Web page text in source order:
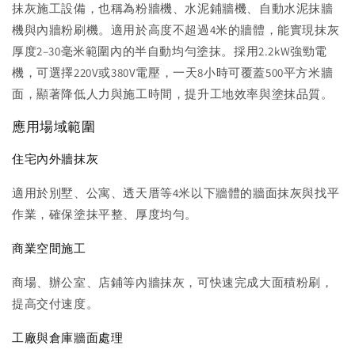
抹灰施工設備，也稱為粉牆機、水泥鋪牆機、自動水泥抹牆
機與內牆粉刷機。適用於高度不超過4米的牆體，能實現抹灰
厚度2–30毫米範圍內的半自動均勻塗抹。採用2.2kW強勁電
機，可選擇220V或380V電壓，一天8小時可覆蓋500平方米牆
面，顯著降低人力與施工時間，提升工地效率與塗抹品質。
應用場域範圍
住宅內外牆抹灰
適用於別墅、公寓、透天厝等4米以下牆體的牆面抹灰與找平
作業，確保塗抹平整、厚度均勻。
商業空間施工
商場、辦公室、店鋪等內牆抹灰，可快速完成大面積粉刷，
提高交付速度。
工廠與倉庫牆面處理